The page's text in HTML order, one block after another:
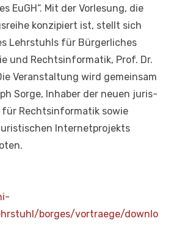
EuGH“. Mit der Vorlesung, die
konzipiert ist, stellt sich
Lehrstuhls für Bürgerliches
und Rechtsinformatik, Prof. Dr.
Veranstaltung wird gemeinsam
Sorge, Inhaber der neuen juris-
Rechtsinformatik sowie
Internetprojekts
borges/vortraege/downlo